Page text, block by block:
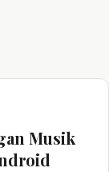
Musik